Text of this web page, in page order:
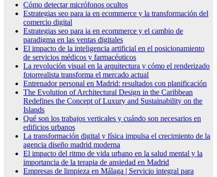
Cómo detectar micrófonos ocultos
Estrategias seo para ia en ecommerce y la transformación del
comercio digital
Estrategias seo para ia en ecommerce y el cambio de
paradigma en las ventas digitales
El impacto de la inteligencia artificial en el posicionamiento
de servicios médicos y farmacéuticos
La revolución visual en la arquitectura y cómo el renderizado
fotorrealista transforma el mercado actual
Entrenador personal en Madrid: resultados con planificación
The Evolution of Architectural Design in the Caribbean
Redefines the Concept of Luxury and Sustainability on the
Islands
Qué son los trabajos verticales y cuándo son necesarios en
edificios urbanos
La transformación digital y física impulsa el crecimiento de la
agencia diseño madrid moderna
El impacto del ritmo de vida urbano en la salud mental y la
importancia de la terapia de ansiedad en Madrid
Empresas de limpieza en Málaga | Servicio integral para